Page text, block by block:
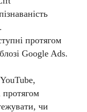
протягом
Google Ads.
протягом
чи